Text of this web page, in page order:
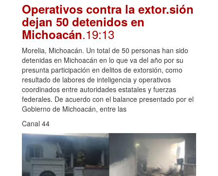
Operativos contra la extor.sión
dejan 50 detenidos en
Michoacán.19:13
Morelia, Michoacán. Un total de 50 personas han sido
detenidas en Michoacán en lo que va del año por su
presunta participación en delitos de extorsión, como
resultado de labores de inteligencia y operativos
coordinados entre autoridades estatales y fuerzas
federales. De acuerdo con el balance presentado por el
Gobierno de Michoacán, entre las
Canal 44